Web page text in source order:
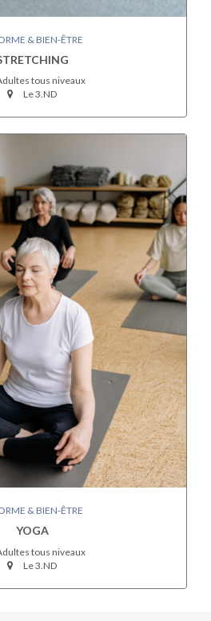
& BIEN-ÊTRE
tous niveaux
Le 3.ND
& BIEN-ÊTRE
YOGA
tous niveaux
Le 3.ND